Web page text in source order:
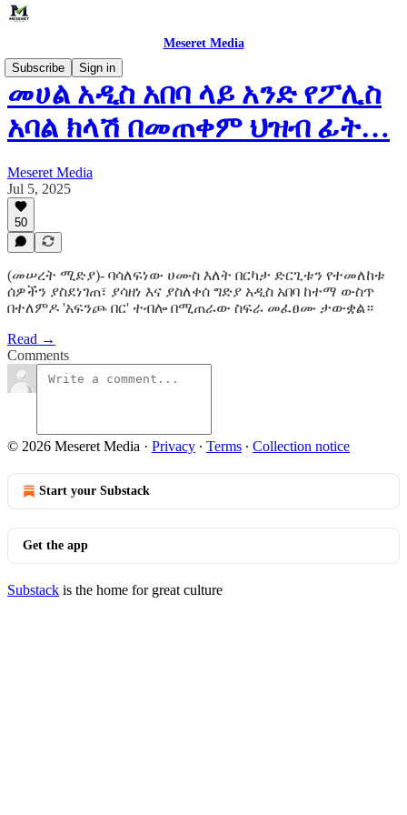
Meseret Media
Subscribe
Sign in
መሀል አዲስ አበባ ላይ አንድ የፖሊስ
አባል ክላሽ በመጠቀም ህዝብ ፊት…
Meseret Media
Jul 5, 2025
50
(መሠረት ሚድያ)- ባሳለፍነው ሀሙስ እለት በርካታ ድርጊቱን የተመለከቱ
ሰዎችን ያስደነገጠ፣ ያሳዘነ እና ያስለቀሰ ግድያ አዲስ አበባ ከተማ ውስጥ
በተለምዶ 'አፍንጮ በር' ተብሎ በሚጠራው ስፍራ መፈፀሙ ታውቋል።
Read →
Comments
© 2026 Meseret Media · Privacy ∙ Terms ∙ Collection notice
Start your Substack
Get the app
Substack is the home for great culture